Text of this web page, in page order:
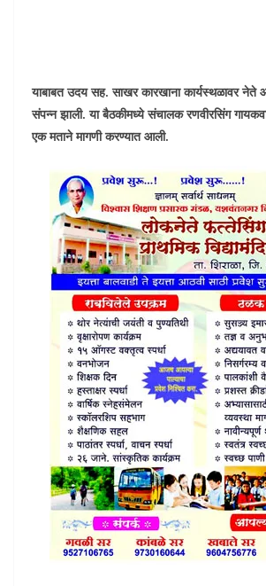
याबाबत उदय सह. साखर कारखाना कार्यस्थळावर नेते
संपन्न झाली. या बैठकीमध्ये संचालक रणवीरसिंग
एक मताने मागणी करण्यात आली.